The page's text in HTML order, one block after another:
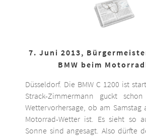
7. Juni 2013,
BMW beim
Düsseldorf. Die BMW C 1200 ist
Strack-Zimmermann guckt
Wettervorhersage, ob am Samstag
Motorrad-Wetter ist. Es sieht so
Sonne sind angesagt. Also dürfte